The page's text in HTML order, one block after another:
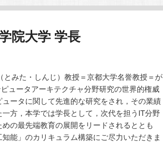
院大学 学長
みた・しんじ）教授＝京都大学名誉教授＝が
ュータアーキテクチャ分野研究の世界的権威
ータに関して先進的な研究をされ，その業績
方，本学では学長として，次代を担うIT分野
の最先端教育の展開をリードされるととも
能」のカリキュラム構築にご尽力いただきま